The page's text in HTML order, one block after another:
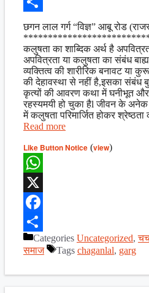
छगन लाल गर्ग “विज्ञ” आबू रोड
कलुषता का शाब्दिक अर्थ है
अपवित्रता या कलुषता का संबंध बाह्य
व्यक्तित्व की शारीरिक बनावट या
की देहावस्था से नहीं है,इसका संबंध
कृत्यों की आवरण कथा में घनीभूत और
रहस्यमयी हो चुका हैl जीवन के अनेक
में कलुषता परिमार्जित होकर
Read more
Like Button Notice (view)
WhatsApp
X
Facebook
ShareCategories Uncategorized,
समाज
Tags chaganlal, garg